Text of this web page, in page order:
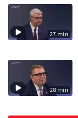
27 min
28 min